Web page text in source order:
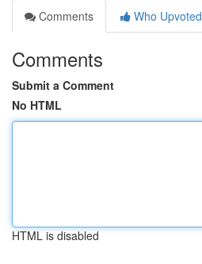
Comments
Who Upvoted
Comments
Submit a Comment
No HTML
HTML is disabled